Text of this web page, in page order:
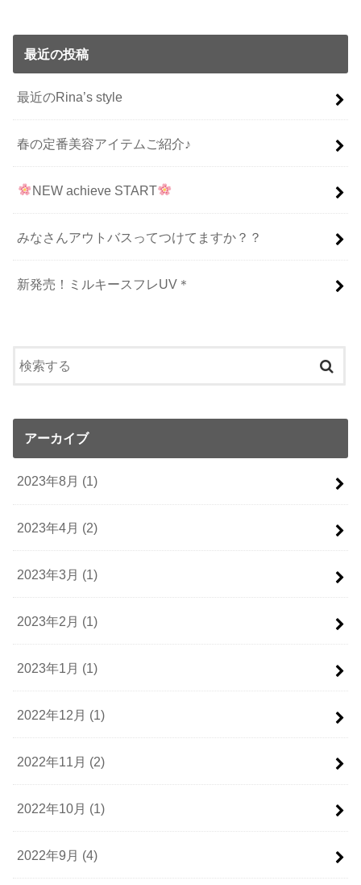
最近の投稿
最近のRina’s style
春の定番美容アイテムご紹介♪
NEW achieve START
みなさんアウトバスってつけてますか？？
新発売！ミルキースフレUV＊
アーカイブ
2023年8月 (1)
2023年4月 (2)
2023年3月 (1)
2023年2月 (1)
2023年1月 (1)
2022年12月 (1)
2022年11月 (2)
2022年10月 (1)
2022年9月 (4)